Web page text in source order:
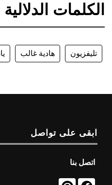
الكلمات الدلالية
تليفزيون هادية غالب
ابقى على تواصل
اتصل بنا